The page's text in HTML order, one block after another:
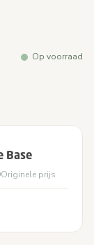
Op voorraad
Base
Originele prijs